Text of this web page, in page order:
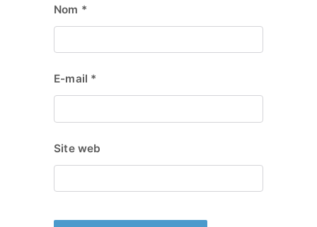
Nom *
E-mail *
Site web